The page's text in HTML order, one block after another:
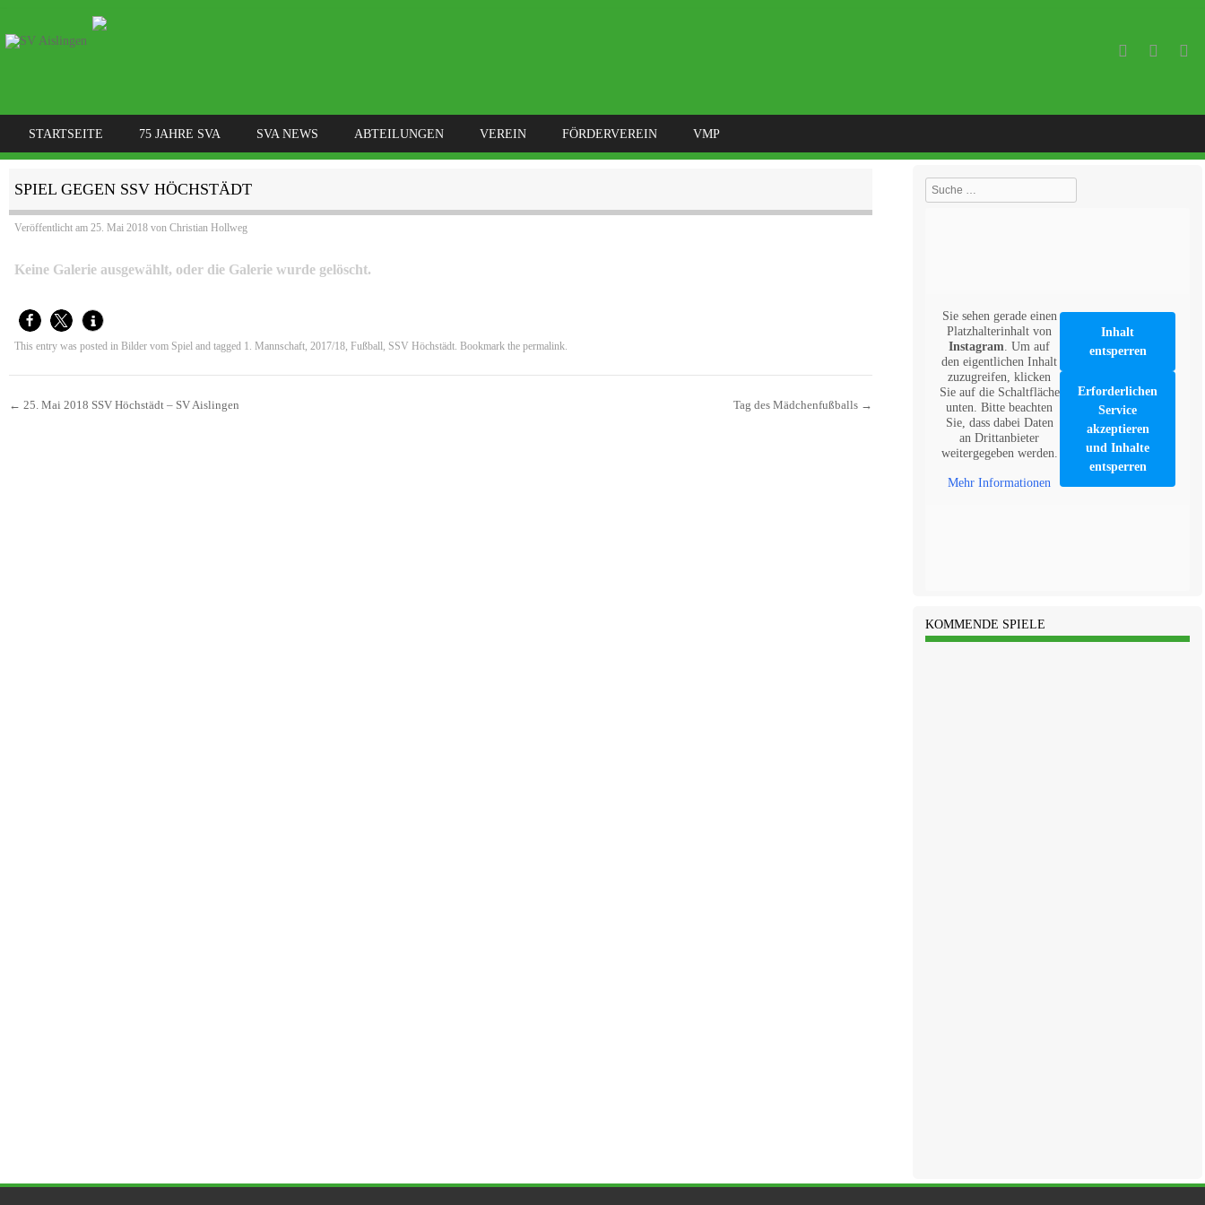
MENÜ
SKIP TO CONTENT
STARTSEITE 75 JAHRE SVA SVA NEWS ABTEILUNGEN VEREIN FÖRDERVEREIN VMP
SPIEL GEGEN SSV HÖCHSTÄDT
Veröffentlicht am 25. Mai 2018 von Christian Hollweg
Keine Galerie ausgewählt, oder die Galerie wurde gelöscht.
This entry was posted in Bilder vom Spieland tagged 1. Mannschaft, 2017/18, Fußball, SSV Höchstädt. Bookmark the permalink.
← 25. Mai 2018 SSV Höchstädt – SV Aislingen Tag des Mädchenfußballs →
Suche
Sie sehen gerade einen
Platzhalterinhalt von
Instagram . Um auf
den eigentlichen Inhalt
zuzugreifen, klicken
Sie auf die Schaltfläche
unten. Bitte beachten
Sie, dass dabei Daten
an Drittanbieter
weitergegeben werden.
Mehr Informationen
Inhalt
entsperren
Erforderlichen
Service
akzeptieren
und Inhalte
entsperren
KOMMENDE SPIELE